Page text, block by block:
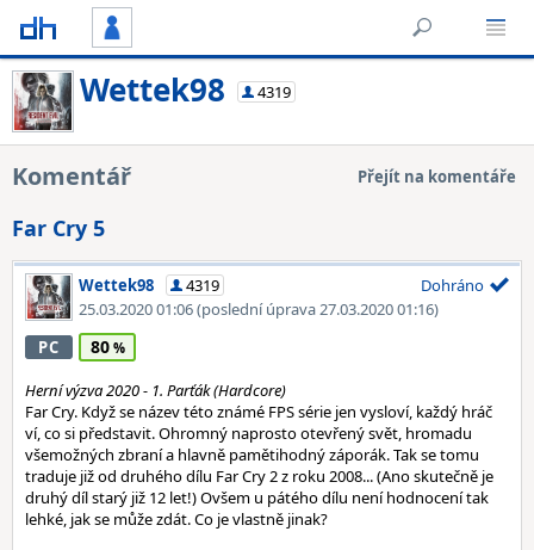
Wettek98 4319
Komentář Přejít na komentáře
Far Cry 5
Wettek98
4319
25.03.2020 01:06(poslední úprava 27.03.2020 01:16)
Dohráno
PC 80
Herní výzva 2020 - 1. Parťák (Hardcore)
Far Cry. Když se název této známé FPS série jen vysloví, každý hráč
ví, co si představit. Ohromný naprosto otevřený svět, hromadu
všemožných zbraní a hlavně pamětihodný záporák. Tak se tomu
traduje již od druhého dílu Far Cry 2 z roku 2008... (Ano skutečně je
druhý díl starý již 12 let!) Ovšem u pátého dílu není hodnocení tak
lehké, jak se může zdát. Co je vlastně jinak?